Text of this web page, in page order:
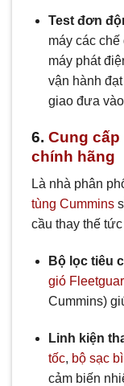
Test đơn
máy các
máy phát
vận hành
giao đưa
6. Cung
chính hãng
Là nhà phân
tùng Cummins
cầu thay thế tức
Bộ lọc tiêu
gió
Cummins)
Linh kiện
tốc, bộ sạc
cảm biến